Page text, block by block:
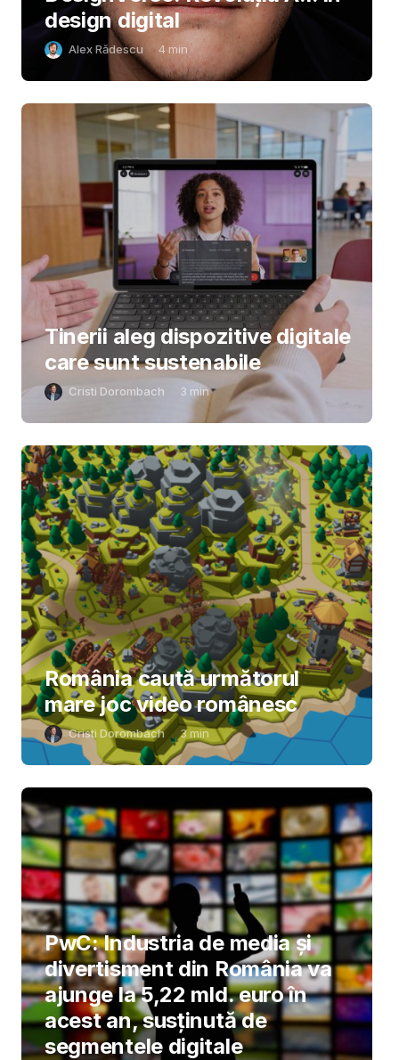
design digital
Alex Rădescu 4 min
Tinerii aleg dispozitive digitale
care sunt sustenabile
Cristi Dorombach 3 min
România caută următorul
mare joc video românesc
Cristi Dorombach 3min
PwC: Industria de media și
divertisment din România va
ajunge la 5,22 mld. euro în
acest an, susținută de
segmentele digitale